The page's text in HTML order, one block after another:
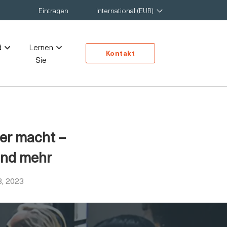
Eintragen International (EUR)
Lernen
Sie
Kontakt
macht –
mehr
2023